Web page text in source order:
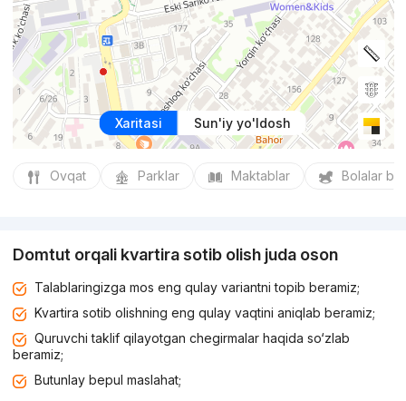
Xaritasi Sun'iy yo'ldosh
Ovqat Parklar Maktablar Bolalar
Domtut orqali kvartira sotib olish juda oson
Talablaringizga mos eng qulay variantni topib beramiz;
Kvartira sotib olishning eng qulay vaqtini aniqlab beramiz;
Quruvchi taklif qilayotgan chegirmalar haqida so‘zlab
beramiz;
Butunlay bepul maslahat;